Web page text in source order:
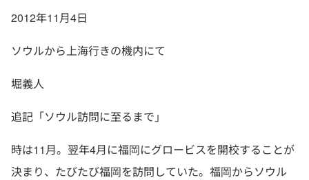
2012年11月4日
ソウルから上海行きの機内にて
堀義人
追記「ソウル訪問に至るまで」
時は11月。翌年4月に福岡にグロービスを開校することが
決まり、たびたび福岡を訪問していた。福岡からソウル